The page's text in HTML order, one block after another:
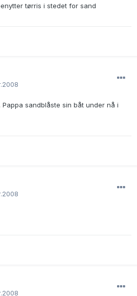
tørris i stedet for sand
sandblåste sin båt under nå i